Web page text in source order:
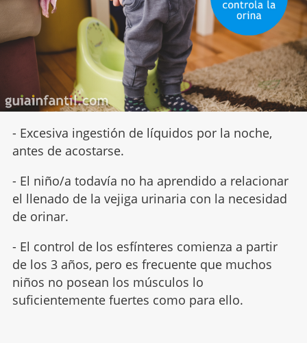
- Excesiva ingestión de líquidos por la noche,
antes de acostarse.
- El niño/a todavía no ha aprendido a relacionar
el llenado de la vejiga urinaria con la necesidad
de orinar.
- El control de los esfínteres comienza a partir
de los 3 años, pero es frecuente que muchos
niños no posean los músculos lo
suficientemente fuertes como para ello.